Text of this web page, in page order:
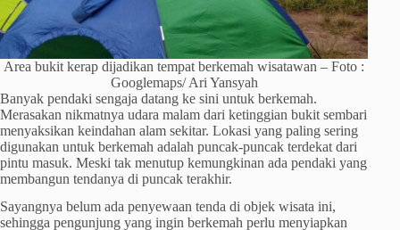
Area bukit kerap dijadikan tempat berkemah wisatawan – Foto :
Googlemaps/ Ari Yansyah
Banyak pendaki sengaja datang ke sini untuk berkemah.
Merasakan nikmatnya udara malam dari ketinggian bukit sembari
menyaksikan keindahan alam sekitar. Lokasi yang paling sering
digunakan untuk berkemah adalah puncak-puncak terdekat dari
pintu masuk. Meski tak menutup kemungkinan ada pendaki yang
membangun tendanya di puncak terakhir.
Sayangnya belum ada penyewaan tenda di objek wisata ini,
sehingga pengunjung yang ingin berkemah perlu menyiapkan